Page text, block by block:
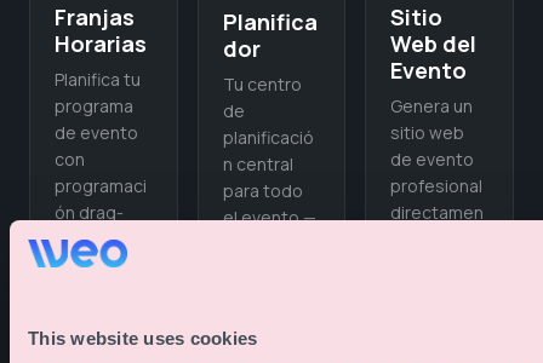
This website uses cookies
Franjas
Horarias
Planifica tu
programa
de evento
con
programaci
ón drag-
and-drop,
sesiones
automática
Planifica
dor
Tu centro
de
planificació
n central
para todo
el evento —
hasta los
Sitio
Web del
Evento
Genera un
sitio web
de evento
profesional
directamen